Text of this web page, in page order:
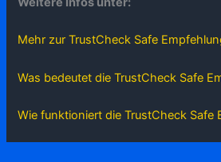
Mehr zur TrustCheck Safe
Was bedeutet die TrustCheck Safe
Wie funktioniert die TrustCheck Safe